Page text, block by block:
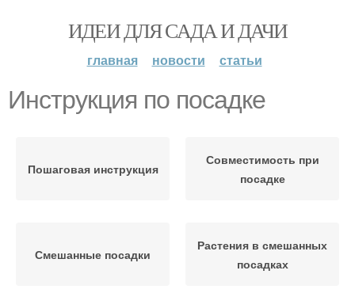
ИДЕИ ДЛЯ САДА И ДАЧИ
главная новости статьи
Инструкция по посадке
Пошаговая инструкция
Совместимость при
посадке
Смешанные посадки
Растения в смешанных
посадках